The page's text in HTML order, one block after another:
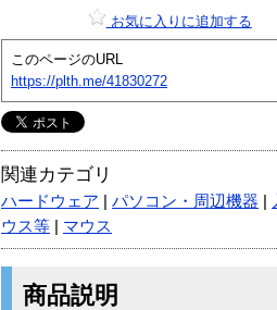
お気に入りに追加する
このページのURL
https://plth.me/41830272
関連カテゴリ
ハードウェア パソコン・周辺機器
ウス等
マウス
商品説明